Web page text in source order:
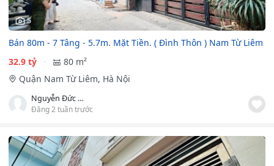
5
Bán 80m - 7 Tâng - 5.7m. Mặt Tiền. ( Đình Thôn ) Nam Từ Liêm
32.9 tỷ
80 m²
Quận Nam Từ Liêm, Hà Nội
Nguyễn Đức Hải
Đăng 2 tuần trước